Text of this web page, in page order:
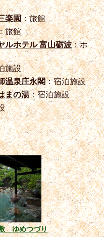
楽園：旅館
旅館
ホテル 富山砺波：ホ
施設
温泉庄永閣：宿泊施設
まの湯：宿泊施設
ゆめつづり